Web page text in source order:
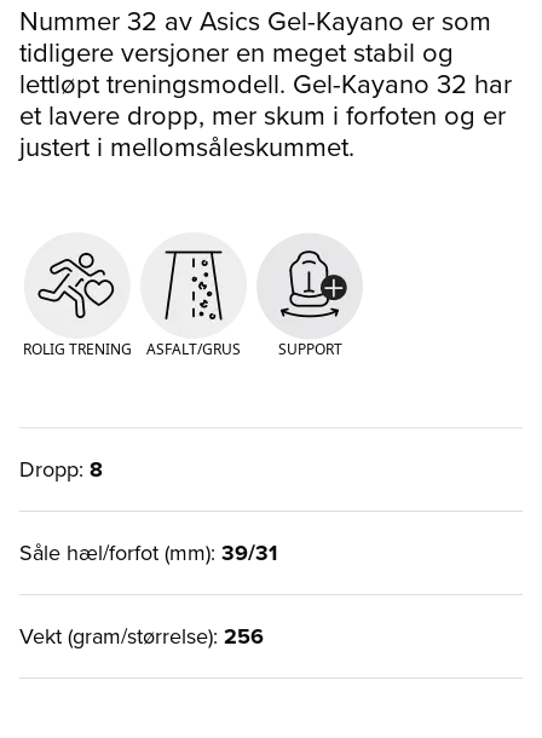
Nummer 32 av Asics Gel-Kayano er som
tidligere versjoner en meget stabil og
lettløpt treningsmodell. Gel-Kayano 32 har
et lavere dropp, mer skum i forfoten og er
justert i mellomsåleskummet.
ROLIG TRENING ASFALT/GRUS SUPPORT
Dropp: 8
Såle hæl/forfot (mm): 39/31
Vekt (gram/størrelse): 256